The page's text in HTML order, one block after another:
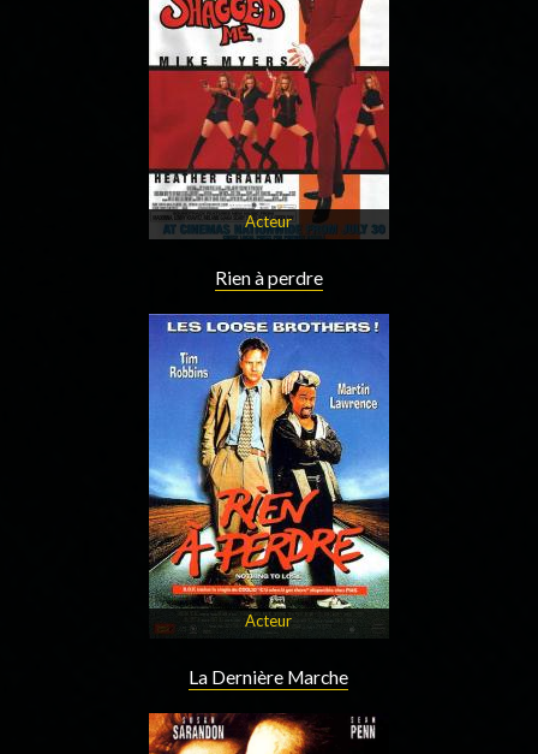
Acteur
Rien à perdre
Acteur
La Dernière Marche